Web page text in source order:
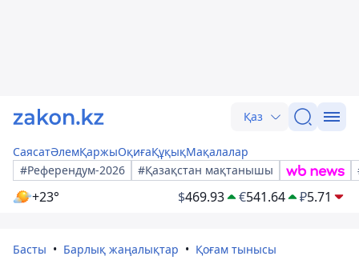
Қаз
СаясатӘлемҚаржыОқиғаҚұқықМақалалар
#Референдум-2026
#Қазақстан мақтанышы
+23° $469.93 €541.64 ₽5.71
Басты Барлық жаңалықтар Қоғам тынысы